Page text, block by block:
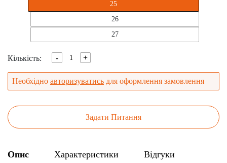
25
26
27
Кількість: - +
Необхідно авторизуватись для оформлення замовлення
Задати Питання
Опис Характеристики Відгуки